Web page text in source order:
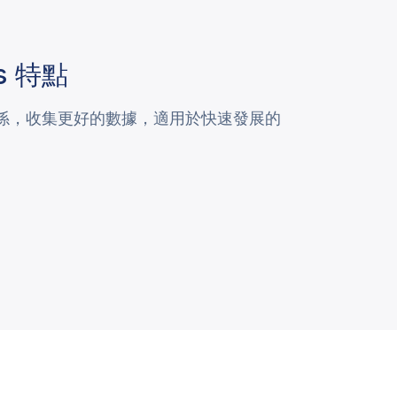
特點
，收集更好的數據，適用於快速發展的